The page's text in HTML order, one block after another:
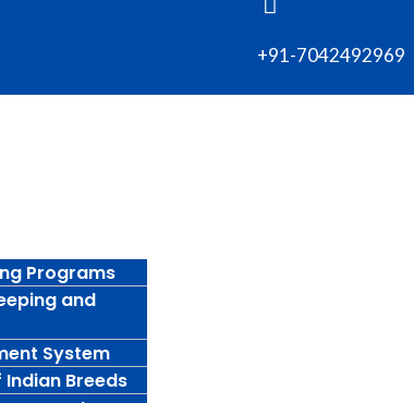
+91-7042492969
Programs
and
System
Breeds